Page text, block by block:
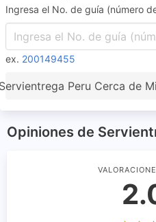
Ingresa el No. de guía (número
ex. 200149455
Peru Cerca de
Opiniones de